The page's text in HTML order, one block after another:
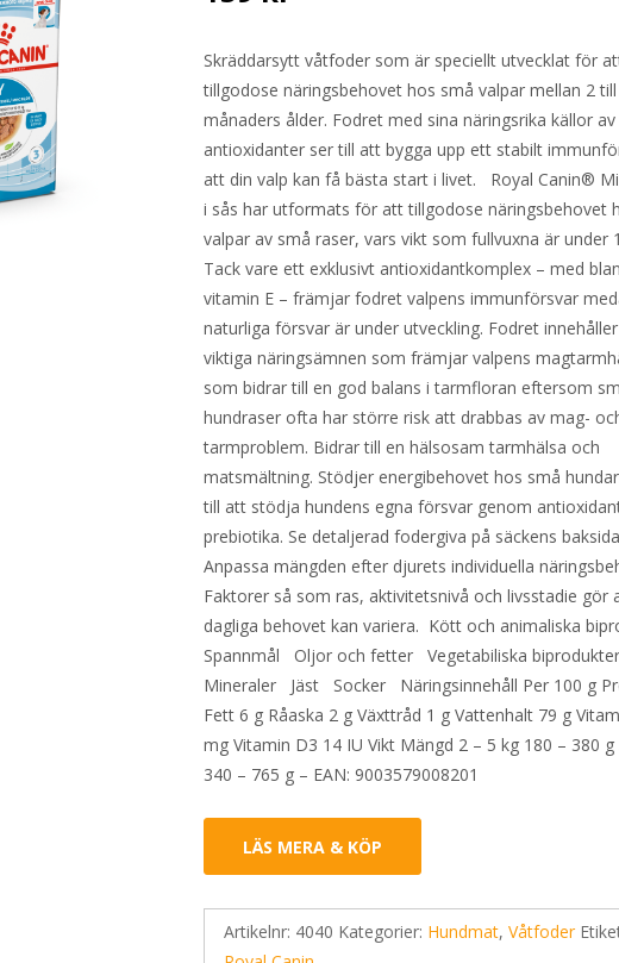
Skräddarsytt våtfoder som är speciellt utvecklat för
tillgodose näringsbehovet hos små valpar mellan 2
månaders ålder. Fodret med sina näringsrika källor av
antioxidanter ser till att bygga upp ett stabilt
att din valp kan få bästa start i livet. Royal Canin®
i sås har utformats för att tillgodose näringsbehovet
valpar av små raser, vars vikt som fullvuxna är under
Tack vare ett exklusivt antioxidantkomplex – med
vitamin E – främjar fodret valpens immunförsvar
naturliga försvar är under utveckling. Fodret
viktiga näringsämnen som främjar valpens
som bidrar till en god balans i tarmfloran eftersom
hundraser ofta har större risk att drabbas av mag-
tarmproblem. Bidrar till en hälsosam tarmhälsa och
matsmältning. Stödjer energibehovet hos små
till att stödja hundens egna försvar genom
prebiotika. Se detaljerad fodergiva på säckens
Anpassa mängden efter djurets individuella
Faktorer så som ras, aktivitetsnivå och livsstadie gör
dagliga behovet kan variera. Kött och animaliska
Spannmål Oljor och fetter Vegetabiliska biprodukter
Mineraler Jäst Socker Näringsinnehåll Per 100 g
Fett 6 g Råaska 2 g Växttråd 1 g Vattenhalt 79 g
mg Vitamin D3 14 IU Vikt Mängd 2 – 5 kg 180 – 380
340 – 765 g – EAN: 9003579008201
LÄS MERA & KÖP
Artikelnr: 4040 Kategorier: Hundmat,Våtfoder